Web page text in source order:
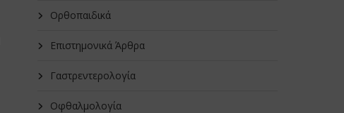
Oρθοπαιδικά
Επιστημονικά Άρθρα
Γαστρεντερολογία
Οφθαλμολογία